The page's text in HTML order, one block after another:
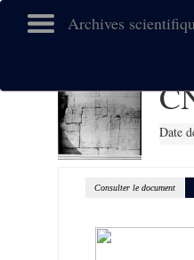
Archives
Date
Consulter le document